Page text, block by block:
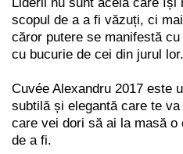
scopul de a a fi văzuți, ci
căror putere se manifestă
cu bucurie de cei din jurul lor.
Cuvée Alexandru 2017 este
subtilă și elegantă care te
care vei dori să ai la masă o
de a fi.